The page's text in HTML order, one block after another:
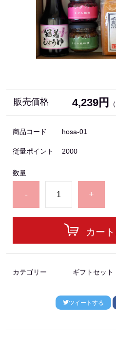
販売価格 4,239円
商品コード hosa-01
従量ポイント 2000
数量
- +
カー
カテゴリー ギフトセット
ツイートする